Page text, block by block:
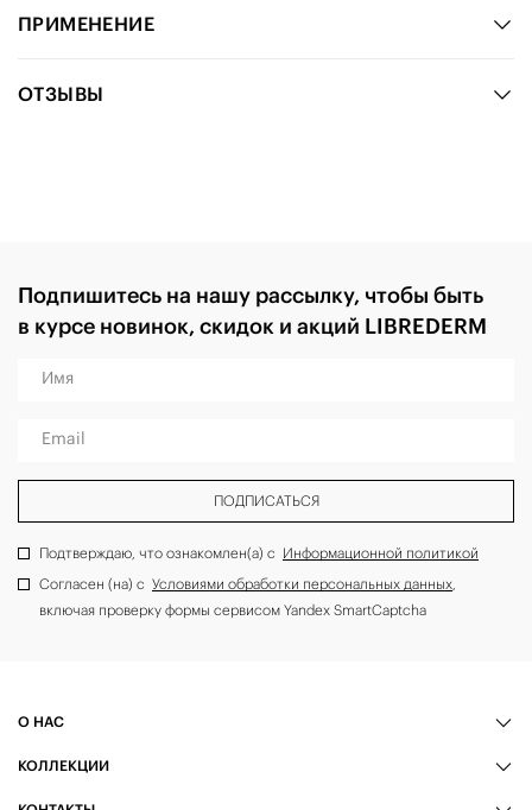
ПРИМЕНЕНИЕ
ОТЗЫВЫ
Подпишитесь на нашу рассылку, чтобы быть
в курсе новинок, скидок и акций LIBREDERM
Имя
Email
ПОДПИСАТЬСЯ
Подтверждаю, что ознакомлен(а) с Информационной политикой
Согласен (на) с Условиями обработки персональных данных,
включая проверку формы сервисом Yandex SmartCaptcha
О НАС
КОЛЛЕКЦИИ